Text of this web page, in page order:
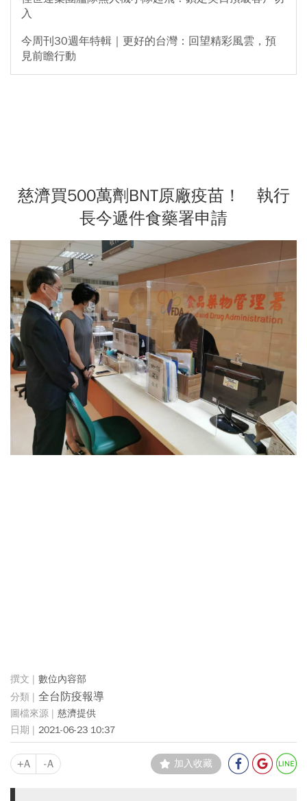
入
今周刊30週年特輯｜更好的台灣：回望精彩風雲，預
見前瞻行動
慈濟買500萬劑BNT原廠疫苗！ 執行
長今遞件食藥署申請
數位內容部
全台防疫報導
慈濟提供
2021-06-23 10:37
+A -A 加入收藏